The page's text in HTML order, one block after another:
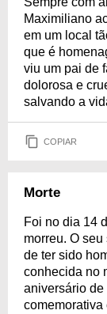
Maximiliano
em um local
que é
viu um pai de
dolorosa e
salvando a
COPIAR
Morte
Foi no dia 14
morreu. O
de ter sido
conhecida no
aniversário de
comemorativa